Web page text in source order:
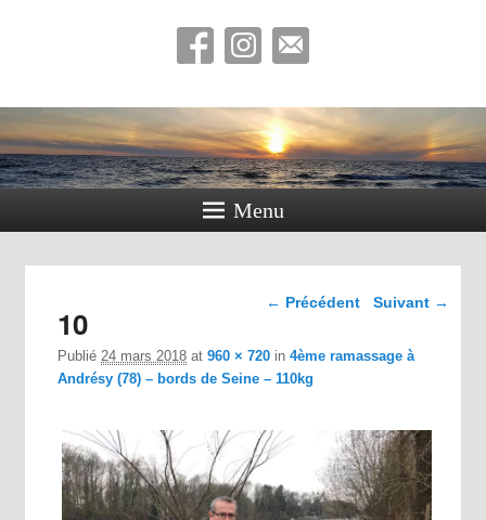
Menu
Navigation dans les
← Précédent Suivant →
10
Publié24 mars 2018 at960 × 720 in4ème ramassage à
Andrésy (78) – bords de Seine – 110kg